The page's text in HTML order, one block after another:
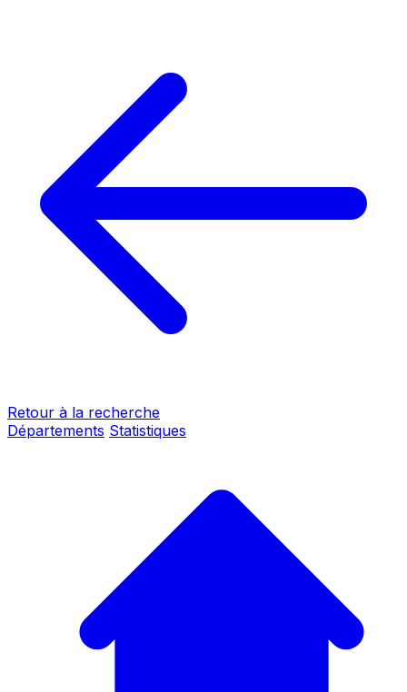
Retour à la recherche
Départements Statistiques